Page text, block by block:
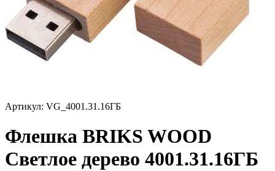
Артикул: VG_4001.31.16ГБ
Флешка BRIKS WOOD
Светлое дерево 4001.31.16ГБ